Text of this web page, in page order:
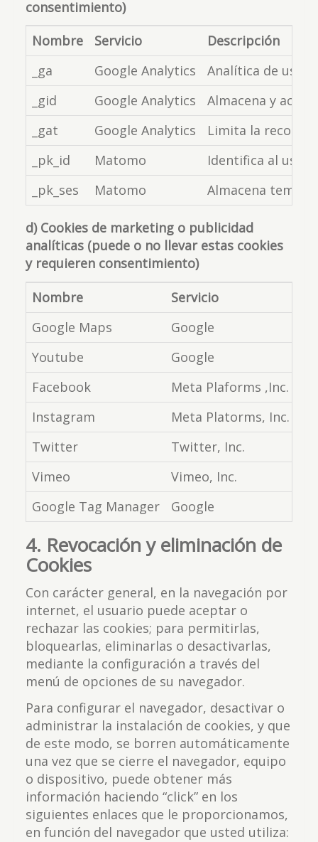
consentimiento)
Nombre
Servicio
Descripción
_ga
Google Analytics
Analítica de uso:
_gid
Google Analytics
Almacena y
_gat
Google Analytics
Limita la
_pk_id
Matomo
Identifica al
_pk_ses
Matomo Almacena
d) Cookies de marketing o publicidad
analíticas (puede o no llevar estas cookies
y requieren consentimiento)
Nombre
Servicio
Google Maps
Google
Youtube
Google
Facebook
Meta Plaforms ,Inc.
Instagram
Meta Platorms, Inc.
Twitter
Twitter, Inc.
Vimeo
Vimeo, Inc.
Google Tag Manager
Google
4. Revocación y eliminación de
Cookies
Con carácter general, en la navegación por
internet, el usuario puede aceptar o
rechazar las cookies; para permitirlas,
bloquearlas, eliminarlas o desactivarlas,
mediante la configuración a través del
menú de opciones de su navegador.
Para configurar el navegador, desactivar o
administrar la instalación de cookies, y que
de este modo, se borren automáticamente
una vez que se cierre el navegador, equipo
o dispositivo, puede obtener más
información haciendo “click” en los
siguientes enlaces que le proporcionamos,
en función del navegador que usted utiliza: